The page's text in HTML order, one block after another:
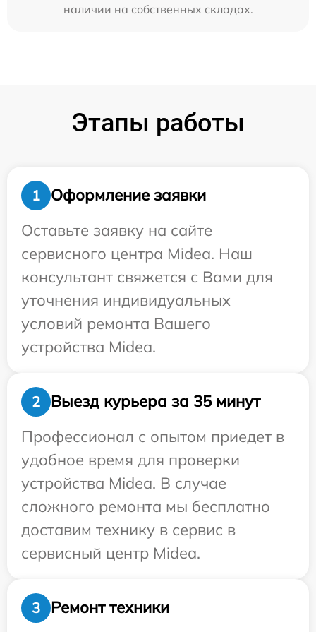
наличии на собственных складах.
Этапы работы
1
Оформление заявки
Оставьте заявку на сайте
сервисного центра Midea. Наш
консультант свяжется с Вами для
уточнения индивидуальных
условий ремонта Вашего
устройства Midea.
2
Выезд курьера за 35 минут
Профессионал с опытом приедет в
удобное время для проверки
устройства Midea. В случае
сложного ремонта мы бесплатно
доставим технику в сервис в
сервисный центр Midea.
3 Ремонт техники